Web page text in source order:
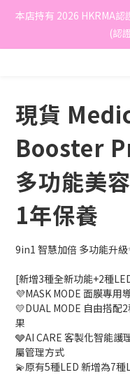
本店持有 2026 HKRMA
(認
現貨
Booster
多功能美
1年保養
9in1 智慧加倍 多功能升
[新增3種全新功能+2種
💜MASK MODE 面膜專
💛DUAL MODE 自由搭配
果
🩶AI CARE 客製化智能護
屬管理方式
💫原有5種LED 新增為7